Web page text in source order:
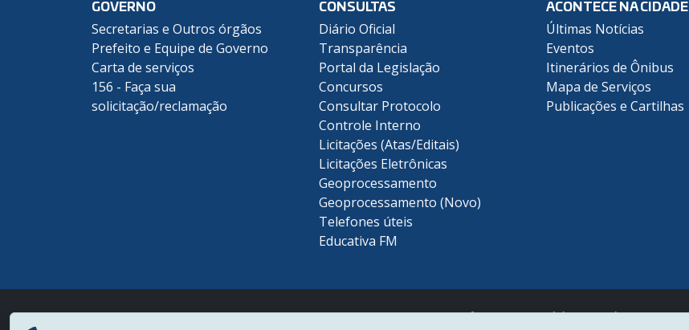
GOVERNO
Secretarias e Outros órgãos
Prefeito e Equipe de Governo
Carta de serviços
156 - Faça sua
solicitação/reclamação
CONSULTAS
Diário Oficial
Transparência
Portal da Legislação
Concursos
Consultar Protocolo
Controle Interno
Licitações (Atas/Editais)
Licitações Eletrônicas
Geoprocessamento
Geoprocessamento (Novo)
Telefones úteis
Educativa FM
ACONTECE NA CIDADE
Últimas Notícias
Eventos
Itinerários de Ônibus
Mapa de Serviços
Publicações e Cartilhas
Prefeitura Municipal de Piracicaba